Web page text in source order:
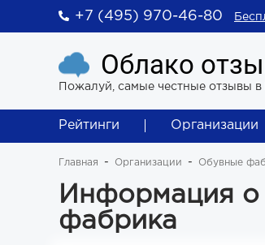
+7 (495) 970-46-80
Облако
Пожалуй, самые честные отзывы в
Рейтинги Организации
Главная Организации Обувные
Информация о
фабрика